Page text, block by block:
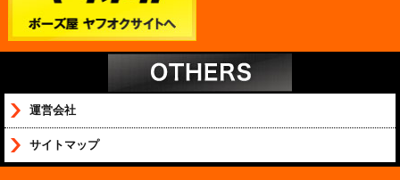
運営会社
サイトマップ